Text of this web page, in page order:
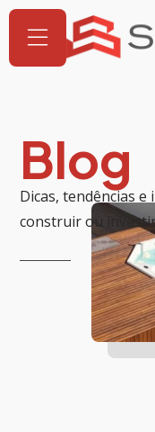
Blog
Dicas, tendências
construir ou